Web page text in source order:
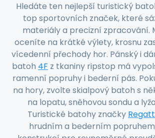
Hledáte ten nejlepší turistický
top sportovních značek, které
materiály a precizní zpracování.
oceníte na krátké výlety, krosnu
vícedenní přechody hor. Pánský i
batoh 4F z tkaniny ripstop má
ramenní popruhy i bederní pás.
na hory, zvolte skialpový batoh s
na lopatu, sněhovou sondu a
Turistické batohy značky
hrudním a bederním